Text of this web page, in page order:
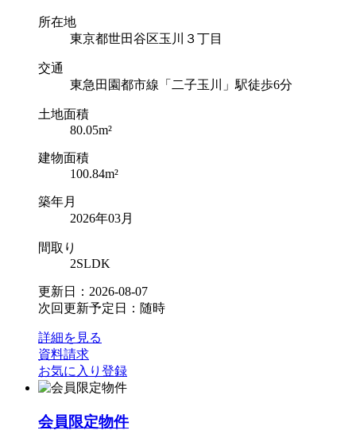
所在地
東京都世田谷区玉川３丁目
交通
東急田園都市線「二子玉川」駅徒歩6分
土地面積
80.05m²
建物面積
100.84m²
築年月
2026年03月
間取り
2SLDK
更新日：2026-08-07
次回更新予定日：随時
詳細を見る
資料請求
お気に入り登録
会員限定物件